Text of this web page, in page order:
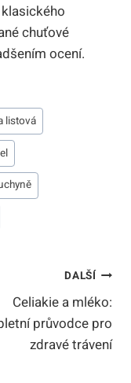
chuťové
ocení.
listová
DALŠÍ
Celiakie a mléko:
průvodce pro
zdravé trávení